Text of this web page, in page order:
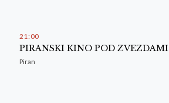
21 : 00
PIRANSKI KINO POD ZVEZDAMI
Piran